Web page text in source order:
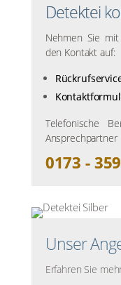
Detektei
Nehmen Sie
den Kontakt auf:
Telefonische
Ansprechpartner
0173 -
Unser
Erfahren Sie